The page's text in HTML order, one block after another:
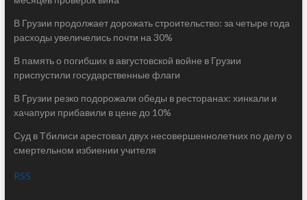
В Грузии продолжает дорожать строительство: за четыре года
расходы увеличелись почти на 30%
В память о погибших в августовской войне в Грузии
приспустили государственные флаги
В Грузии резко подорожали обеды в ресторанах: хинкали и
хачапури прибавили в цене до 10%
Суд в Тбилиси арестовал двух несовершеннолетних по делу о
смертельном избиении учителя
RSS